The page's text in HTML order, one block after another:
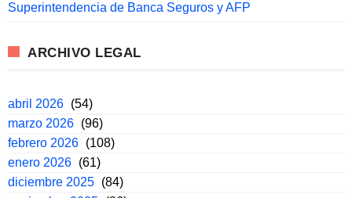
Superintendencia de Banca Seguros y AFP
ARCHIVO LEGAL
abril 2026 (54)
marzo 2026 (96)
febrero 2026 (108)
enero 2026 (61)
diciembre 2025 (84)